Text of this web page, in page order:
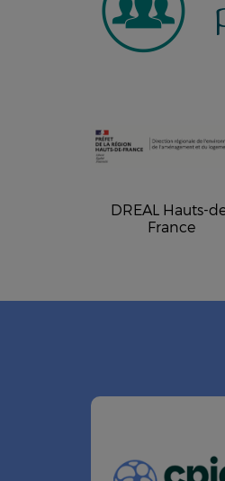
DREAL Hauts-
France